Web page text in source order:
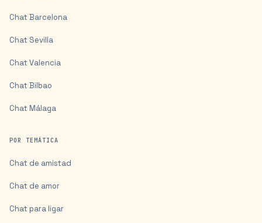
Chat Barcelona
Chat Sevilla
Chat Valencia
Chat Bilbao
Chat Málaga
POR TEMÁTICA
Chat de amistad
Chat de amor
Chat para ligar